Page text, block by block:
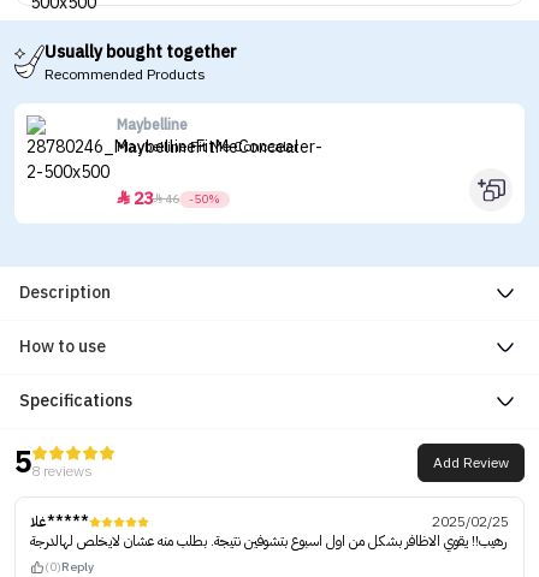
Usually bought together
Recommended Products
Maybelline
Maybelline Fit Me Concealer
 2346 -50%
Description
How to use
Specifications
58 reviews Add Review
غلا*****
2025/02/25
رهيب!! يقوي الاظافر بشكل من اول اسبوع بتشوفين نتيجة. بطلب منه عشان لايخلص لهالدرجة
(0)Reply